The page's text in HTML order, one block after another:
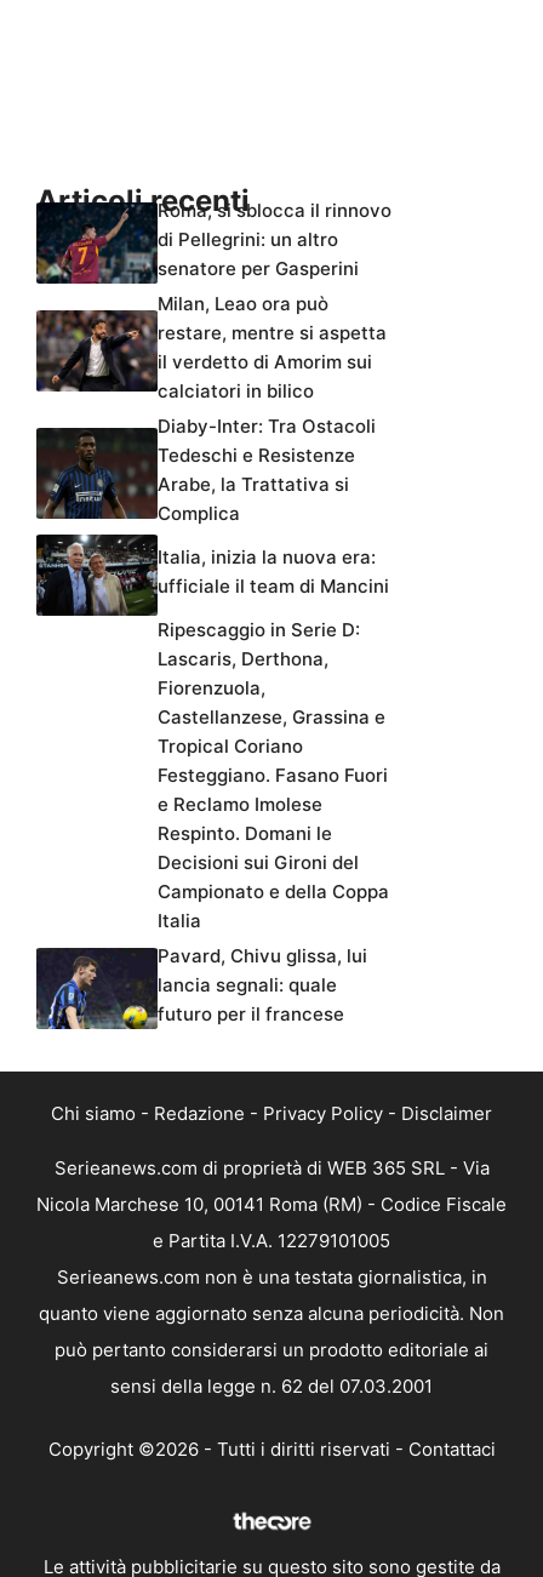
Articoli recentiRoma, si sblocca il rinnovo
di Pellegrini: un altro
senatore per Gasperini
Milan, Leao ora può
restare, mentre si aspetta
il verdetto di Amorim sui
calciatori in bilico
Diaby-Inter: Tra Ostacoli
Tedeschi e Resistenze
Arabe, la Trattativa si
Complica
Italia, inizia la nuova era:
ufficiale il team di Mancini
Ripescaggio in Serie D:
Lascaris, Derthona,
Fiorenzuola,
Castellanzese, Grassina e
Tropical Coriano
Festeggiano. Fasano Fuori
e Reclamo Imolese
Respinto. Domani le
Decisioni sui Gironi del
Campionato e della Coppa
Italia
Pavard, Chivu glissa, lui
lancia segnali: quale
futuro per il francese
Chi siamo - Redazione - Privacy Policy - Disclaimer
Serieanews.com di proprietà di WEB 365 SRL - Via
Nicola Marchese 10, 00141 Roma (RM) - Codice Fiscale
e Partita I.V.A. 12279101005
Serieanews.com non è una testata giornalistica, in
quanto viene aggiornato senza alcuna periodicità. Non
può pertanto considerarsi un prodotto editoriale ai
sensi della legge n. 62 del 07.03.2001
Copyright ©2026 - Tutti i diritti riservati - Contattaci
Le attività pubblicitarie su questo sito sono gestite da